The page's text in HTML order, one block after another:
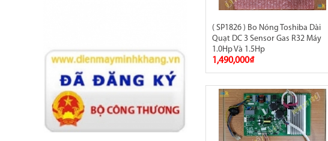
( SP1826 ) Bo Nóng Toshiba Dài
Quạt DC 3 Sensor Gas R32 Máy
1.0Hp Và 1.5Hp
1,490,000₫